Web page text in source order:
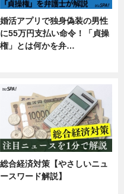
婚活アプリで独身偽装の男性
に55万円支払い命令！「貞操
権」とは何かを弁…
総合経済対策【やさしいニュ
ースワード解説】